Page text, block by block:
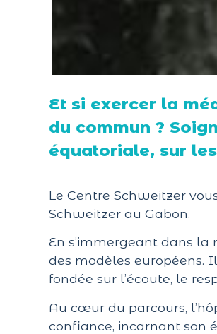
Et si exercer la
du commun ?
équatoriale, sur
Le Centre Schweitzer
Schweitzer au Gabon.
En s’immergeant dans la
des modèles européens.
fondée sur l’écoute, le
Au cœur du parcours,
confiance, incarnant son